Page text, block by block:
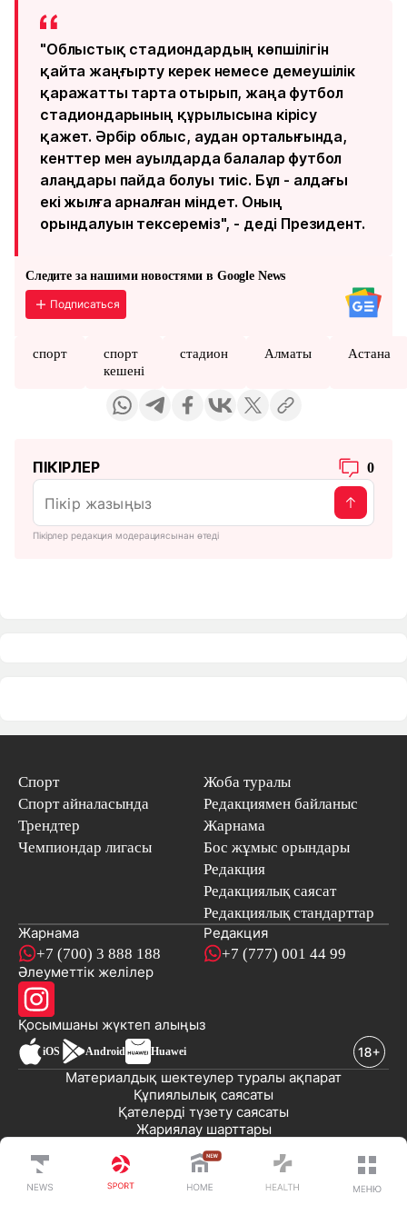
"Облыстық стадиондардың көпшілігін
қайта жаңғырту керек немесе демеушілік
қаражатты тарта отырып, жаңа футбол
стадиондарының құрылысына кірісу
қажет. Әрбір облыс, аудан орталығында,
кенттер мен ауылдарда балалар футбол
алаңдары пайда болуы тиіс. Бұл - алдағы
екі жылға арналған міндет. Оның
орындалуын тексереміз", - деді Президент.
Следите за нашими новостями в Google News
Подписаться
спорт
спорт
кешені
стадион Алматы Астана
ПІКІРЛЕР 0
Пікірлер редакция модерациясынан өтеді
Спорт
Спорт айналасында
Трендтер
Чемпиондар лигасы
Жоба туралы
Редакциямен байланыс
Жарнама
Бос жұмыс орындары
Редакция
Редакциялық саясат
Редакциялық стандарттар
Жарнама
+7 (700) 3 888 188
Редакция
+7 (777) 001 44 99
Әлеуметтік желілер
Қосымшаны жүктеп алыңыз
iOS Android Huawei
Жариялау шарттары
Қателерді түзету саясаты
Құпиялылық саясаты
Материалдық шектеулер туралы ақпарат
© 2008-2026 «EML» ЖШС